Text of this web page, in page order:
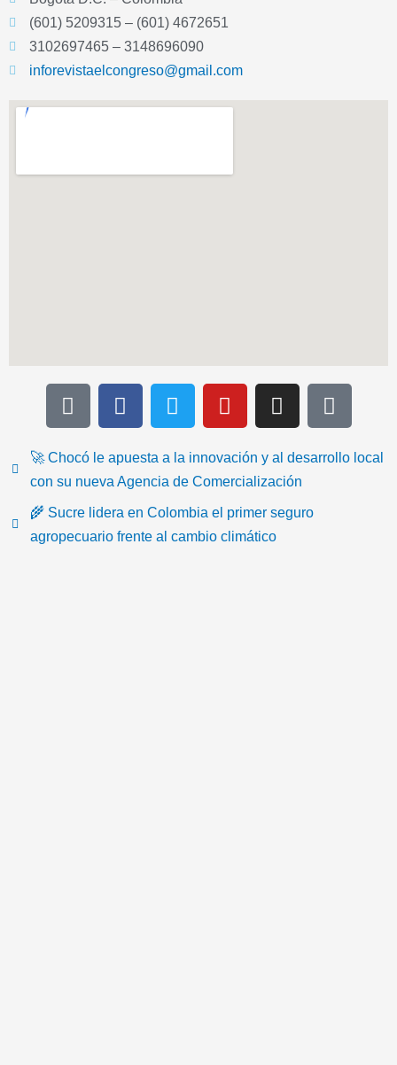
(601) 5209315 – (601) 4672651
3102697465 – 3148696090
inforevistaelcongreso@gmail.com
T
i
t
o
k
F
a
e
b
o
o
k
T
w
t
t
e
Y
o
t
u
b
e
I
n
t
a
g
I
c
n
🚀 Chocó le apuesta a la innovación y al desarrollo local
con su nueva Agencia de Comercialización
🌾 Sucre lidera en Colombia el primer seguro
agropecuario frente al cambio climático